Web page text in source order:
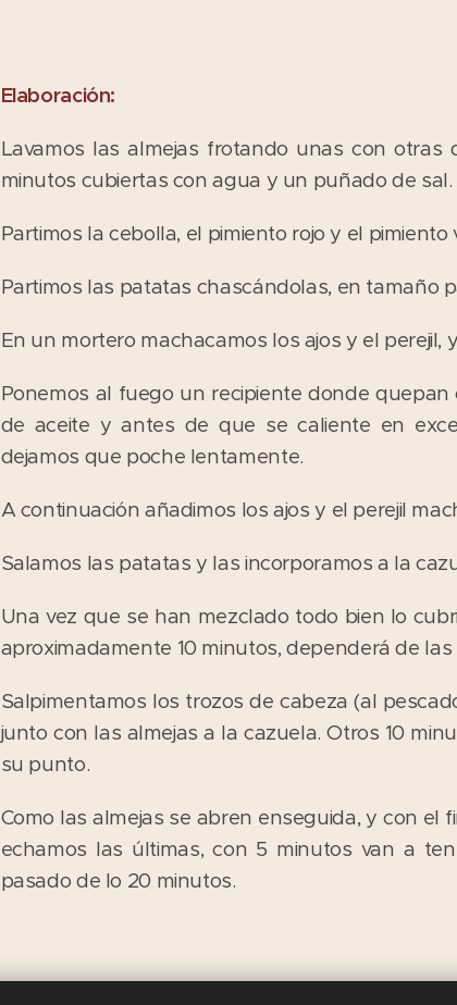
Elaboración:
Lavamos las almejas frotando unas con
minutos cubiertas con agua y un puñado de sal.
Partimos la cebolla, el pimiento rojo y el
Partimos las patatas chascándolas, en tamaño
En un mortero machacamos los ajos y el perejil,
Ponemos al fuego un recipiente donde
de aceite y antes de que se caliente en
dejamos que poche lentamente.
A continuación añadimos los ajos y el perejil
Salamos las patatas y las incorporamos a la
Una vez que se han mezclado todo bien lo
aproximadamente 10 minutos, dependerá de
Salpimentamos los trozos de cabeza (al
junto con las almejas a la cazuela. Otros 10
su punto.
Como las almejas se abren enseguida, y con el
echamos las últimas, con 5 minutos van a
pasado de lo 20 minutos.